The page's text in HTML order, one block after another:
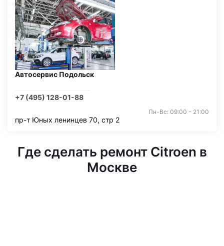
Автосервис Подольск
+7 (495) 128-01-88
Пн-Вс: 09:00 - 21:00
пр-т Юных ленинцев 70, стр 2
Где сделать ремонт Citroen в
Москве